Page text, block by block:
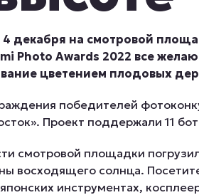
декабря на смотровой
Photo Awards 2022 все
цветением плодовых
победителей
Проект поддержали 11
смотровой площадки
восходящего солнца.
инструментах,